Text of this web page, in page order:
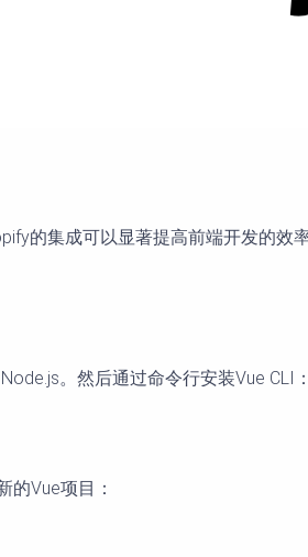
的集成可以显著提高前端开发的效
。然后通过命令行安装Vue CLI：
的Vue项目：